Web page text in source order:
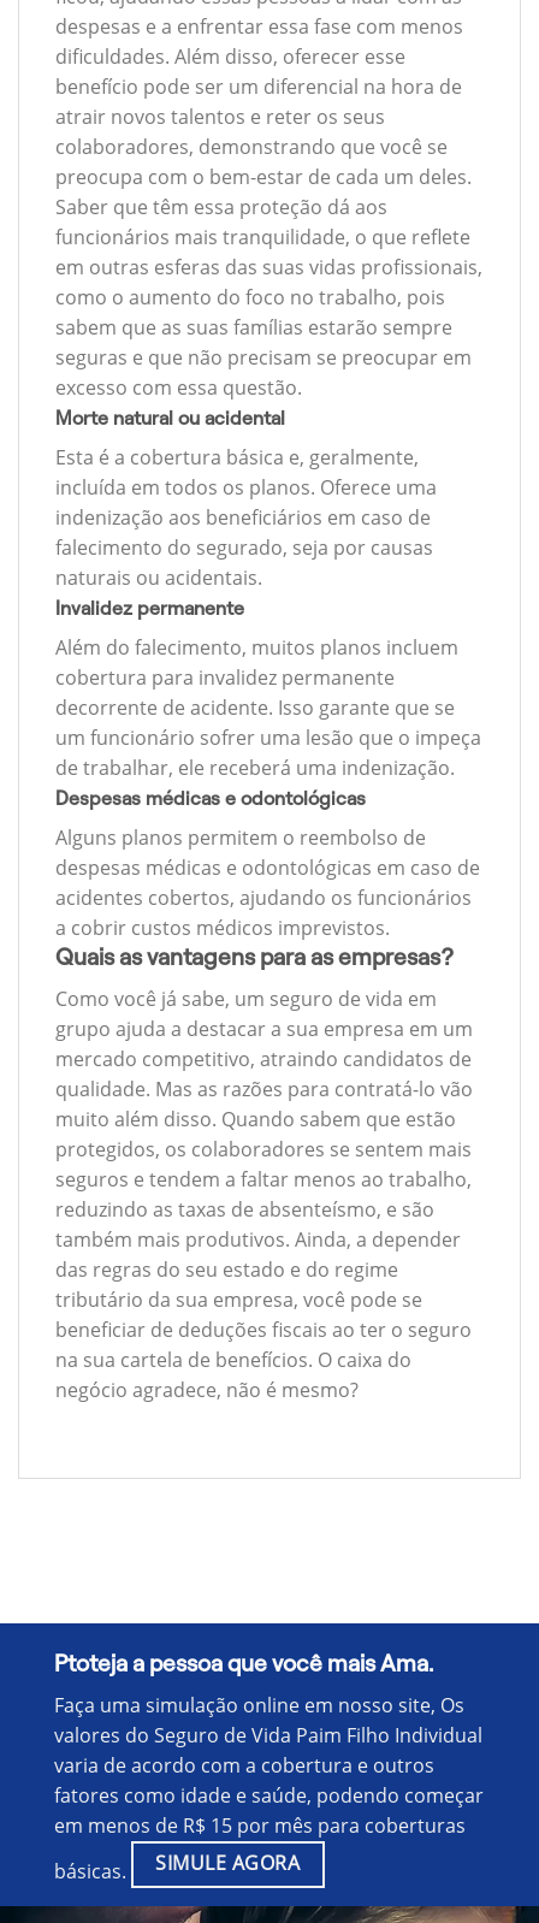
despesas e a enfrentar essa fase com menos
dificuldades. Além disso, oferecer esse
benefício pode ser um diferencial na hora de
atrair novos talentos e reter os seus
colaboradores, demonstrando que você se
preocupa com o bem-estar de cada um deles.
Saber que têm essa proteção dá aos
funcionários mais tranquilidade, o que reflete
em outras esferas das suas vidas profissionais,
como o aumento do foco no trabalho, pois
sabem que as suas famílias estarão sempre
seguras e que não precisam se preocupar em
excesso com essa questão.
Morte natural ou acidental
Esta é a cobertura básica e, geralmente,
incluída em todos os planos. Oferece uma
indenização aos beneficiários em caso de
falecimento do segurado, seja por causas
naturais ou acidentais.
Invalidez permanente
Além do falecimento, muitos planos incluem
cobertura para invalidez permanente
decorrente de acidente. Isso garante que se
um funcionário sofrer uma lesão que o impeça
de trabalhar, ele receberá uma indenização.
Despesas médicas e odontológicas
Alguns planos permitem o reembolso de
despesas médicas e odontológicas em caso de
acidentes cobertos, ajudando os funcionários
a cobrir custos médicos imprevistos.
Quais as vantagens para as empresas?
Como você já sabe, um seguro de vida em
grupo ajuda a destacar a sua empresa em um
mercado competitivo, atraindo candidatos de
qualidade. Mas as razões para contratá-lo vão
muito além disso. Quando sabem que estão
protegidos, os colaboradores se sentem mais
seguros e tendem a faltar menos ao trabalho,
reduzindo as taxas de absenteísmo, e são
também mais produtivos. Ainda, a depender
das regras do seu estado e do regime
tributário da sua empresa, você pode se
beneficiar de deduções fiscais ao ter o seguro
na sua cartela de benefícios. O caixa do
negócio agradece, não é mesmo?
Ptoteja a pessoa que você mais Ama.
Faça uma simulação online em nosso site, Os
valores do Seguro de Vida Paim Filho Individual
varia de acordo com a cobertura e outros
fatores como idade e saúde, podendo começar
em menos de R$ 15 por mês para coberturas
básicas.
SIMULE AGORA